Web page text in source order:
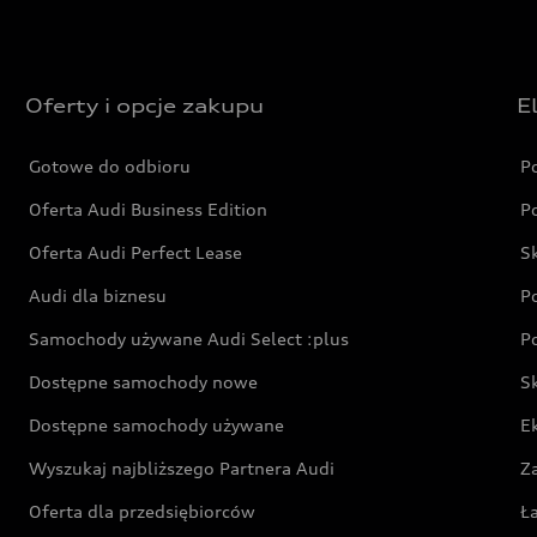
Oferty i opcje zakupu
Gotowe do odbioru
Oferta Audi Business Edition
Oferta Audi Perfect Lease
Audi dla biznesu
Samochody używane Audi Select :plus
Dostępne samochody nowe
Dostępne samochody używane
Wyszukaj najbliższego Partnera Audi
Oferta dla przedsiębiorców